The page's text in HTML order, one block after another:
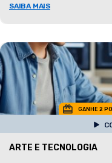
SAIBA MAIS
GANHE 2
ARTE E TECNOLOGIA